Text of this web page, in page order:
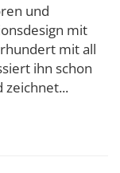
und
mit
mit all
ihn schon
zeichnet...